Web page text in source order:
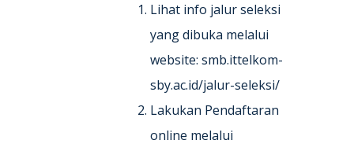
Lihat info jalur seleksi
yang dibuka melalui
website: smb.ittelkom-
sby.ac.id/jalur-seleksi/
Lakukan Pendaftaran
online melalui